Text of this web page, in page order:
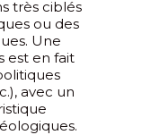
très ciblés
ou des
Une
est en fait
avec un